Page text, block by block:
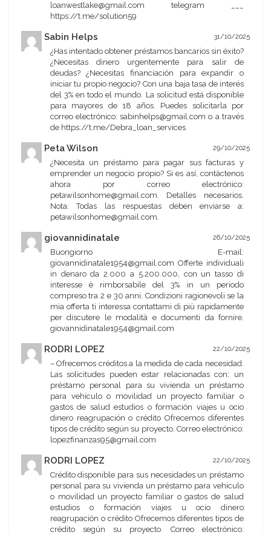
loanwestlake@gmail.com telegram ___
https://t.me/solution59
Sabin Helps 31/10/2025
¿Has intentado obtener préstamos bancarios sin éxito?
¿Necesitas dinero urgentemente para salir de
deudas? ¿Necesitas financiación para expandir o
iniciar tu propio negocio? Con una baja tasa de interés
del 3% en todo el mundo. La solicitud está disponible
para mayores de 18 años. Puedes solicitarla por
correo electrónico: sabinhelps@gmail.com o a través
de https://t.me/Debra_loan_services
Peta Wilson 29/10/2025
¿Necesita un préstamo para pagar sus facturas y
emprender un negocio propio? Si es así, contáctenos
ahora por correo electrónico:
petawilsonhome@gmail.com. Detalles necesarios.
Nota: Todas las respuestas deben enviarse a:
petawilsonhome@gmail.com.
giovannidinatale 26/10/2025
Buongiorno E-mail:
giovannidinatale1954@gmail.com Offerte individuali
in denaro da 2.000 a 5.200.000, con un tasso di
interesse è rimborsabile del 3% in un periodo
compreso tra 2 e 30 anni. Condizioni ragionevoli se la
mia offerta ti interessa contattami di più rapidamente
per discutere le modalità e documenti da fornire.
giovannidinatale1954@gmail.com
RODRI LOPEZ 22/10/2025
– Ofrecemos créditos a la medida de cada necesidad.
Las solicitudes pueden estar relacionadas con: un
préstamo personal para su vivienda un préstamo
para vehículo o movilidad un proyecto familiar o
gastos de salud estudios o formación viajes u ocio
dinero reagrupación o crédito Ofrecemos diferentes
tipos de crédito según su proyecto. Correo electrónico:
lopezfinanzas95@gmail.com
RODRI LOPEZ 22/10/2025
Crédito disponible para sus necesidades un préstamo
personal para su vivienda un préstamo para vehículo
o movilidad un proyecto familiar o gastos de salud
estudios o formación viajes u ocio dinero
reagrupación o crédito Ofrecemos diferentes tipos de
crédito según su proyecto. Correo electrónico: